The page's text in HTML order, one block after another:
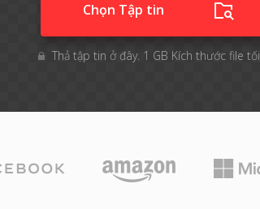
Chọn Tập tin
Thả tập tin ở đây. 1 GB Kích thước file